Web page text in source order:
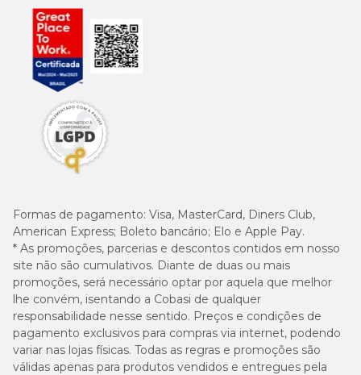
Formas de pagamento: Visa, MasterCard, Diners Club,
American Express; Boleto bancário; Elo e Apple Pay.
* As promoções, parcerias e descontos contidos em nosso
site não são cumulativos. Diante de duas ou mais
promoções, será necessário optar por aquela que melhor
lhe convém, isentando a Cobasi de qualquer
responsabilidade nesse sentido. Preços e condições de
pagamento exclusivos para compras via internet, podendo
variar nas lojas físicas. Todas as regras e promoções são
válidas apenas para produtos vendidos e entregues pela